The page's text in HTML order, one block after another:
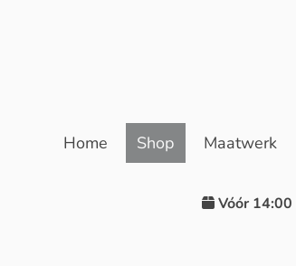
Home Shop Maatwerk
Vóór 14:00